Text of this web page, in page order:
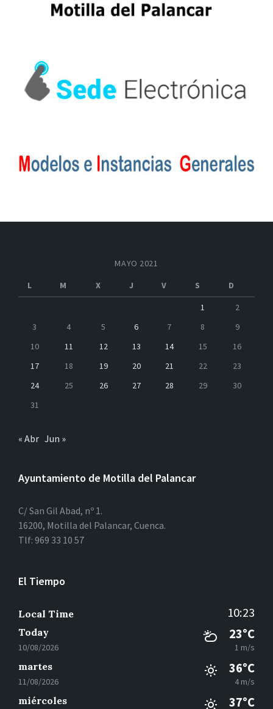
MAYO 2021
L
M X J V S
D
1
2
3
4 5 6 7 8
9
10
11 12 13 14 15
16
17
18 19 20 21 22
23
24
25 26 27 28 29
30
31
« Abr Jun »
Ayuntamiento de Motilla del Palancar
C/ San Gil Abad, nº 1.
16200, Motilla del Palancar, Cuenca.
Tlf: 969 33 10 57
El Tiempo
Local Time 10:23
Today
10/08/2026
23°C
1 m/s
martes
11/08/2026
36°C
4 m/s
miércoles 37°C